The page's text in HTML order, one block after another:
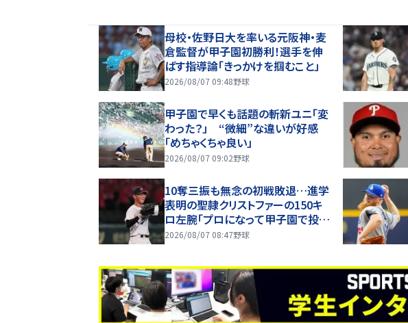
母校・佐野日大を率いる元阪神・麦
倉監督が甲子園初勝利！選手を伸
ばす指導論「きっかけを掴むこと」
2026/08/07 09:48野球
甲子園で早くも話題の斬新ユニ「変
わった？」 “微細”な違いが好感
「めちゃくちゃ良い」
2026/08/07 09:02野球
10奪三振も無念の初戦敗退…進学
表明の聖隷クリストファーの150キ
ロ左腕「プロになって甲子園で投げ
たい」
2026/08/07 08:47野球